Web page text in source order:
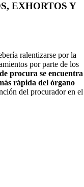
EXHORTOS Y
ralentizarse por la
por parte de los
procura se encuentra
rápida del órgano
del procurador en el